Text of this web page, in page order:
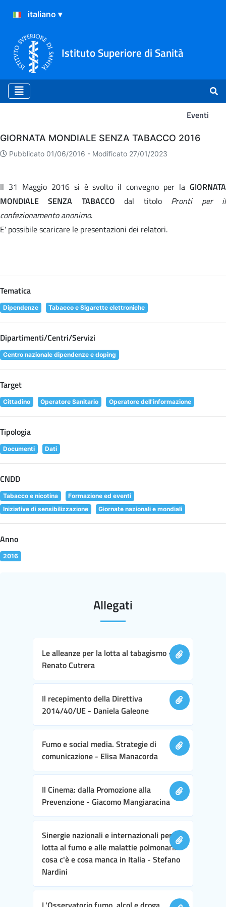
Istituto Superiore di Sanità
Eventi
Eventi
GIORNATA MONDIALE SENZA TABACCO 2016
Pubblicato 01/06/2016 - Modificato 27/01/2023
Il 31 Maggio 2016 si è svolto il convegno per la GIORNATA
MONDIALE SENZA TABACCOdal titolo Pronti per il
confezionamento anonimo.
E' possibile scaricare le presentazioni dei relatori.
Tematica
Dipendenze Tabacco e Sigarette elettroniche
Dipartimenti/Centri/Servizi
Centro nazionale dipendenze e doping
Target
Cittadino Operatore Sanitario Operatore dell'informazione
Tipologia
Documenti Dati
CNDD
Tabacco e nicotina
Formazione ed eventi
Iniziative di sensibilizzazione
Giornate nazionali e mondiali
Anno
2016
Allegati
Le alleanze per la lotta al tabagismo -
Renato Cutrera
Il recepimento della Direttiva
2014/40/UE - Daniela Galeone
Fumo e social media. Strategie di
comunicazione - Elisa Manacorda
Il Cinema: dalla Promozione alla
Prevenzione - Giacomo Mangiaracina
Sinergie nazionali e internazionali per la
lotta al fumo e alle malattie polmonari:
cosa c'è e cosa manca in Italia - Stefano
Nardini